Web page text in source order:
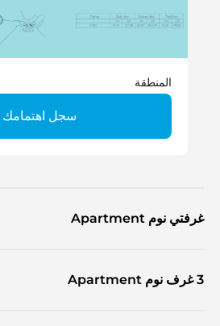
المنطقة
سجل اهتمامك
غرفتي نوم Apartment
3 غرف نوم Apartment